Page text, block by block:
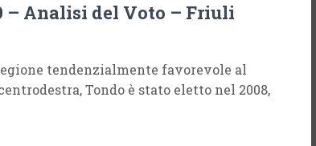
– Analisi del Voto – Friuli
tendenzialmente favorevole al
Tondo è stato eletto nel 2008,